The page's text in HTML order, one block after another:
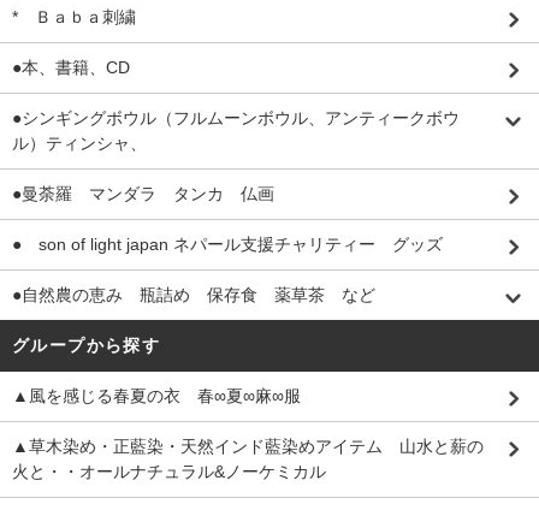
* Ｂａｂａ刺繍
●本、書籍、CD
●シンギングボウル（フルムーンボウル、アンティークボウ
ル）ティンシャ、
●曼荼羅 マンダラ タンカ 仏画
● son of light japan ネパール支援チャリティー グッズ
●自然農の恵み 瓶詰め 保存食 薬草茶 など
グループから探す
▲風を感じる春夏の衣 春∞夏∞麻∞服
▲草木染め・正藍染・天然インド藍染めアイテム 山水と薪の
火と・・オールナチュラル&ノーケミカル